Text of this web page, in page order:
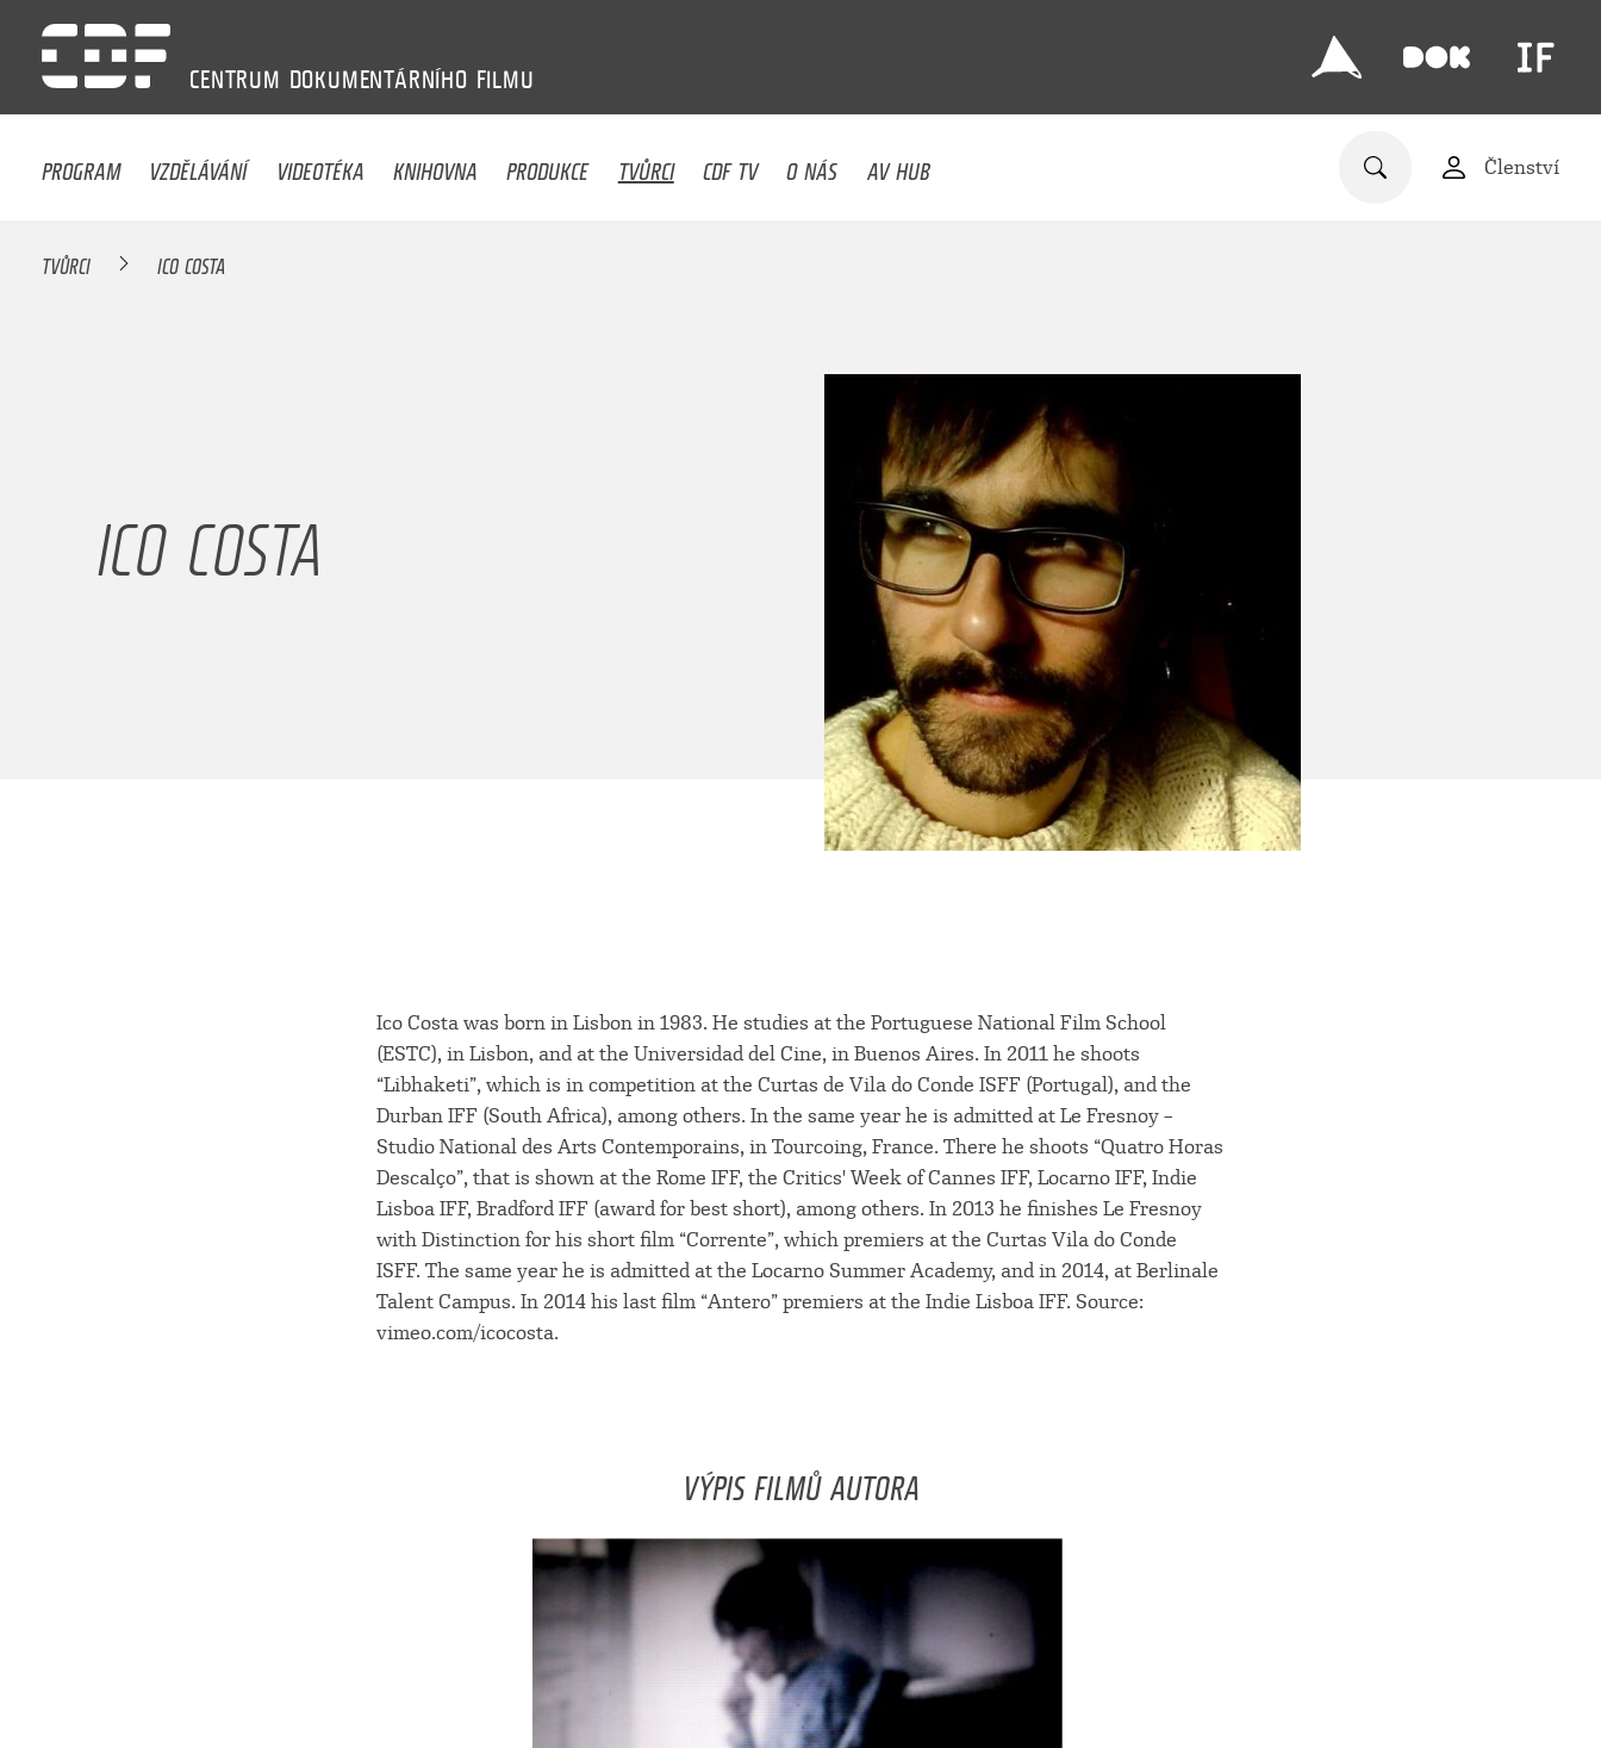
CENTRUM DOKUMENTÁRNÍHO FILMU
PROGRAM VZDĚLÁVÁNÍ VIDEOTÉKA KNIHOVNA PRODUKCE TVŮRCI CDF TV O NÁS AV HUB Členství
TVŮRCI ICO COSTA
ICO COSTA
Ico Costa was born in Lisbon in 1983. He studies at the Portuguese National Film School
(ESTC), in Lisbon, and at the Universidad del Cine, in Buenos Aires. In 2011 he shoots
“Libhaketi”, which is in competition at the Curtas de Vila do Conde ISFF (Portugal), and the
Durban IFF (South Africa), among others. In the same year he is admitted at Le Fresnoy –
Studio National des Arts Contemporains, in Tourcoing, France. There he shoots “Quatro Horas
Descalço”, that is shown at the Rome IFF, the Critics' Week of Cannes IFF, Locarno IFF, Indie
Lisboa IFF, Bradford IFF (award for best short), among others. In 2013 he finishes Le Fresnoy
with Distinction for his short film “Corrente”, which premiers at the Curtas Vila do Conde
ISFF. The same year he is admitted at the Locarno Summer Academy, and in 2014, at Berlinale
Talent Campus. In 2014 his last film “Antero” premiers at the Indie Lisboa IFF. Source:
vimeo.com/icocosta.
VÝPIS FILMŮ AUTORA